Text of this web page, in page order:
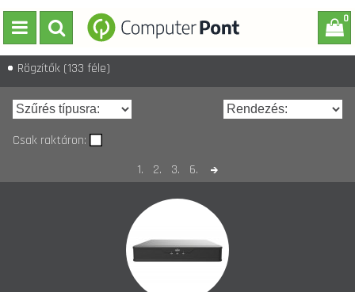
0
Rögzítők (133 féle)
Csak raktáron:
1.
2. 3. 6.